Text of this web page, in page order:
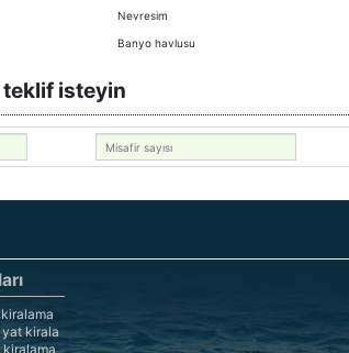
Nevresim
Banyo havlusu
teklif isteyin
kirala